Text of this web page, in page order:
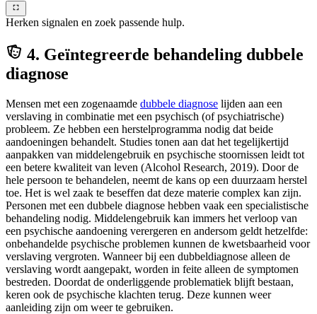
Herken signalen en zoek passende hulp.
4. Geïntegreerde behandeling dubbele
diagnose
Mensen met een zogenaamde dubbele diagnose lijden aan een
verslaving in combinatie met een psychisch (of psychiatrische)
probleem. Ze hebben een herstelprogramma nodig dat beide
aandoeningen behandelt. Studies tonen aan dat het tegelijkertijd
aanpakken van middelengebruik en psychische stoornissen leidt tot
een betere kwaliteit van leven (Alcohol Research, 2019). Door de
hele persoon te behandelen, neemt de kans op een duurzaam herstel
toe. Het is wel zaak te beseffen dat deze materie complex kan zijn.
Personen met een dubbele diagnose hebben vaak een specialistische
behandeling nodig. Middelengebruik kan immers het verloop van
een psychische aandoening verergeren en andersom geldt hetzelfde:
onbehandelde psychische problemen kunnen de kwetsbaarheid voor
verslaving vergroten. Wanneer bij een dubbeldiagnose alleen de
verslaving wordt aangepakt, worden in feite alleen de symptomen
bestreden. Doordat de onderliggende problematiek blijft bestaan,
keren ook de psychische klachten terug. Deze kunnen weer
aanleiding zijn om weer te gebruiken.